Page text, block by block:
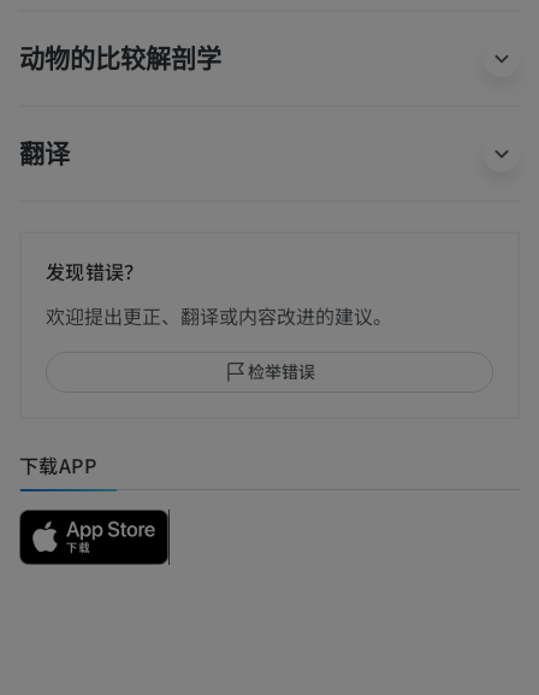
动物的比较解剖学
翻译
发现错误？
欢迎提出更正、翻译或内容改进的建议。
检举错误
下载APP